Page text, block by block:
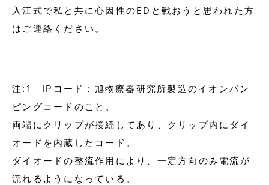
入江式で私と共に心因性のEDと戦おうと思われた方
はご連絡ください。
注:1 IPコード：旭物療器研究所製造のイオンパン
ピングコードのこと。
両端にクリップが接続してあり、クリップ内にダイ
オードを内蔵したコード。
ダイオードの整流作用により、一定方向のみ電流が
流れるようになっている。